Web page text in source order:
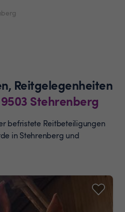
Reitgelegenheiten
9503 Stehrenberg
befristete Reitbeteiligungen
in Stehrenberg und